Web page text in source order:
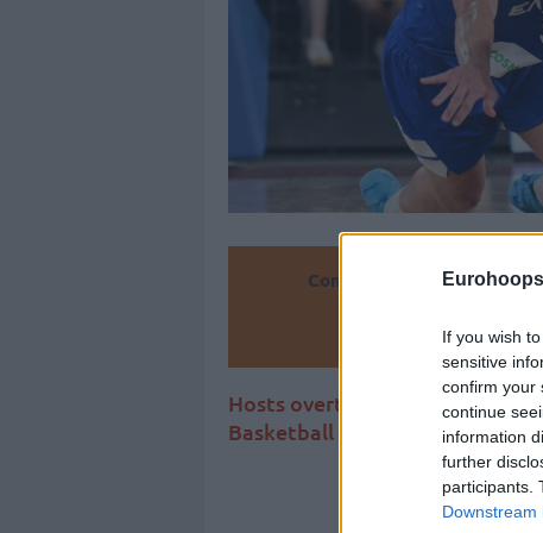
If you wish
sensitive
confirm your
continue
information
further
participants.
Downstream
Convierte
Hosts overturn a 14-point
Basketball World Cup